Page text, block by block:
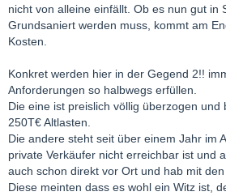
nicht von alleine einfällt. Ob es nun gut in
Grundsaniert werden muss, kommt am
Kosten.
Konkret werden hier in der Gegend 2!!
Anforderungen so halbwegs erfüllen.
Die eine ist preislich völlig überzogen und
250T€ Altlasten.
Die andere steht seit über einem Jahr im
private Verkäufer nicht erreichbar ist und
auch schon direkt vor Ort und hab mit
Diese meinten dass es wohl ein Witz ist,